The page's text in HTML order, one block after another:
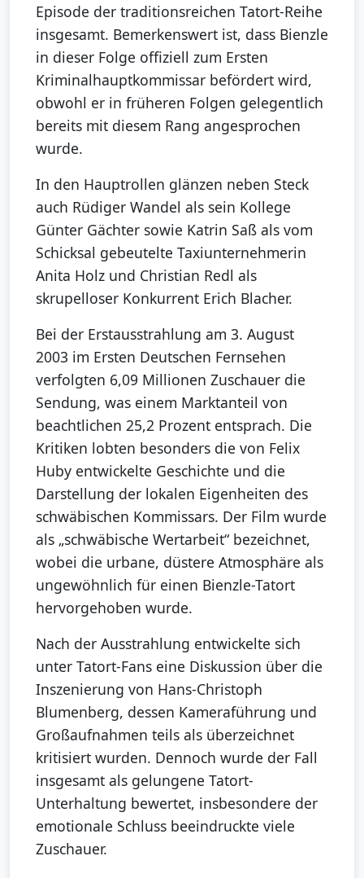
Episode der traditionsreichen Tatort-Reihe
insgesamt. Bemerkenswert ist, dass Bienzle
in dieser Folge offiziell zum Ersten
Kriminalhauptkommissar befördert wird,
obwohl er in früheren Folgen gelegentlich
bereits mit diesem Rang angesprochen
wurde.
In den Hauptrollen glänzen neben Steck
auch Rüdiger Wandel als sein Kollege
Günter Gächter sowie Katrin Saß als vom
Schicksal gebeutelte Taxiunternehmerin
Anita Holz und Christian Redl als
skrupelloser Konkurrent Erich Blacher.
Bei der Erstausstrahlung am 3. August
2003 im Ersten Deutschen Fernsehen
verfolgten 6,09 Millionen Zuschauer die
Sendung, was einem Marktanteil von
beachtlichen 25,2 Prozent entsprach. Die
Kritiken lobten besonders die von Felix
Huby entwickelte Geschichte und die
Darstellung der lokalen Eigenheiten des
schwäbischen Kommissars. Der Film wurde
als „schwäbische Wertarbeit“ bezeichnet,
wobei die urbane, düstere Atmosphäre als
ungewöhnlich für einen Bienzle-Tatort
hervorgehoben wurde.
Nach der Ausstrahlung entwickelte sich
unter Tatort-Fans eine Diskussion über die
Inszenierung von Hans-Christoph
Blumenberg, dessen Kameraführung und
Großaufnahmen teils als überzeichnet
kritisiert wurden. Dennoch wurde der Fall
insgesamt als gelungene Tatort-
Unterhaltung bewertet, insbesondere der
emotionale Schluss beeindruckte viele
Zuschauer.